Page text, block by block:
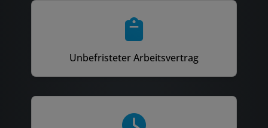
Unbefristeter Arbeitsvertrag